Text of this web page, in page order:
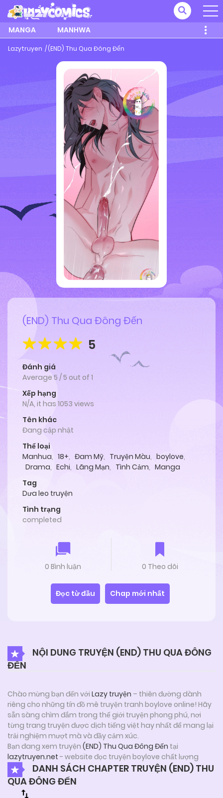
MANGA MANHWA
Lazytruyen (END) Thu Qua Đông Đến
(END) Thu Qua Đông Đến
5
Đánh giá
Average 5 /5 out of 1
Xếp hạng
N/A, it has 1053 views
Tên khác
Đang cập nhật
Thể loại
Manhua, 18+, Đam Mỹ, Truyện Màu, boylove,
Drama, Echi, Lãng Mạn, Tình Cảm, Manga
Tag
Dưa leo truyện
Tình trạng
completed
0 Bình luận 0 Theo dõi
Đọc từ đầu Chap mới nhất
NỘI DUNG TRUYỆN (END) THU QUA ĐÔNG
ĐẾN
Chào mừng bạn đến với Lazy truyện – thiên đường dành
riêng cho những tín đồ mê truyện tranh boylove online! Hãy
sẵn sàng chìm đắm trong thế giới truyện phong phú, nơi
từng trang truyện được dịch tiếng việt hay nhất để mang lại
trải nghiệm mượt mà và đầy cảm xúc.
Bạn đang xem truyện (END) Thu Qua Đông Đến tại
lazytruyen.net - website đọc truyện boylove chất lượng
DANH SÁCH CHAPTER TRUYỆN (END) THU
QUA ĐÔNG ĐẾN